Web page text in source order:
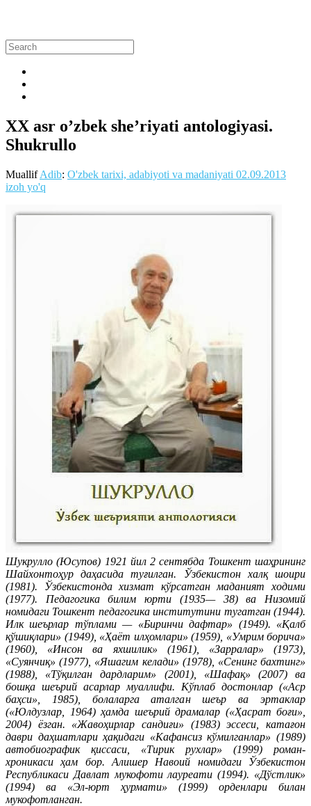
XX asr o’zbek she’riyati antologiyasi.
Shukrullo
MuallifAdib: O'zbek tarixi, adabiyoti va madaniyati 02.09.2013
izoh yo'q
Шукрулло (Юсупов) 1921 йил 2 сентябда Тошкент шаҳрининг
Шайхонтоҳур даҳасида туғилган. Ўзбекистон халқ шоири
(1981). Ўзбекистонда хизмат кўрсатган маданият ходими
(1977). Педагогика билим юрти (1935— 38) ва Низомий
номидаги Тошкент педагогика институтини тугатган (1944).
Илк шеърлар тўплами — «Биринчи дафтар» (1949). «Қалб
қўшиқлари» (1949), «Ҳаёт илҳомлари» (1959), «Умрим борича»
(1960), «Инсон ва яхшилик» (1961), «Зарралар» (1973),
«Суянчиқ» (1977), «Яшагим келади» (1978), «Сенинг бахтинг»
(1988), «Тўқилган дардларим» (2001), «Шафақ» (2007) ва
бошқа шеърий асарлар муаллифи. Кўплаб достонлар («Аср
баҳси», 1985), болаларга аталган шеър ва эртаклар
(«Юлдузлар, 1964) ҳамда шеърий драмалар («Ҳасрат боғи»,
2004) ёзган. «Жавоҳирлар сандиғи» (1983) эссеси, катағон
даври даҳшатлари ҳақидаги «Кафансиз кўмилганлар» (1989)
автобиографик қиссаси, «Тирик рухлар» (1999) роман-
хроникаси ҳам бор. Алишер Навоий номидаги Ўзбекистон
Республикаси Давлат мукофоти лауреати (1994). «Дўстлик»
(1994) ва «Эл-юрт ҳурмати» (1999) орденлари билан
мукофотланган.